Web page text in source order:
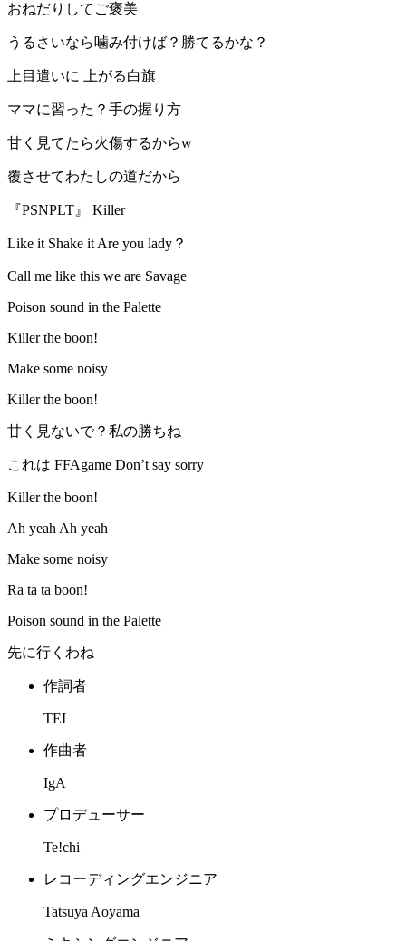
おねだりしてご褒美
うるさいなら噛み付けば？勝てるかな？
上目遣いに 上がる白旗
ママに習った？手の握り方
甘く見てたら火傷するからw
覆させてわたしの道だから
『PSNPLT』 Killer
Like it Shake it Are you lady？
Call me like this we are Savage
Poison sound in the Palette
Killer the boon!
Make some noisy
Killer the boon!
甘く見ないで？私の勝ちね
これは FFAgame Don’t say sorry
Killer the boon!
Ah yeah Ah yeah
Make some noisy
Ra ta ta boon!
Poison sound in the Palette
先に行くわね
作詞者
TEI
作曲者
IgA
プロデューサー
Te!chi
レコーディングエンジニア
Tatsuya Aoyama